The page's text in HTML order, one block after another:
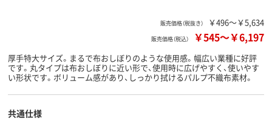
販売価格（税抜き） ￥496～￥5,634
販売価格（税込） ￥545～￥6,197
厚手特大サイズ。まるで布おしぼりのような使用感。幅広い業種に好評
です。丸タイプは布おしぼりに近い形で、使用時に広げやすく、使いやす
い形状です。ボリューム感があり、しっかり拭けるパルプ不織布素材。
共通仕様